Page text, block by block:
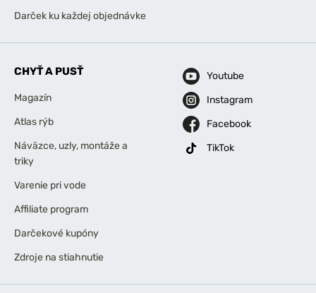
Darček ku každej objednávke
CHYŤ A PUSŤ
Magazín
Atlas rýb
Náväzce, uzly, montáže a
triky
Varenie pri vode
Affiliate program
Darčekové kupóny
Zdroje na stiahnutie
Youtube
Instagram
Facebook
TikTok